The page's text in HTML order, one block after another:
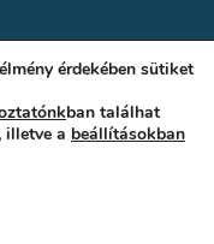
érdekében sütiket
ban találhat
illetve a beállításokban